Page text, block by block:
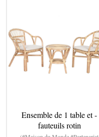
Ensemble de 1 table et -
fauteuils rotin